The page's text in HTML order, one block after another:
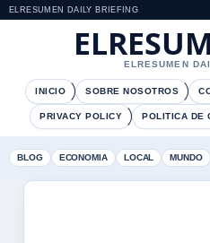
ELRESUMEN DAILY BRIEFING
ELRESUMEN
INICIO SOBRE NOSOTROS
PRIVACY POLICY POLITICA DE
BLOG ECONOMIA LOCAL MUNDO